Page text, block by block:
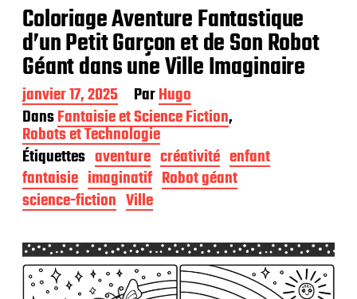
Coloriage Aventure Fantastique
d’un Petit Garçon et de Son Robot
Géant dans une Ville Imaginaire
D
a
t
e
d
e
p
u
l
i
c
a
janvier 17, 2025 ParHugo
DansFantaisie et Science Fiction,
Robots et Technologie
Étiquettes aventure créativité enfant
fantaisie imaginatif Robot géant
science-fiction Ville